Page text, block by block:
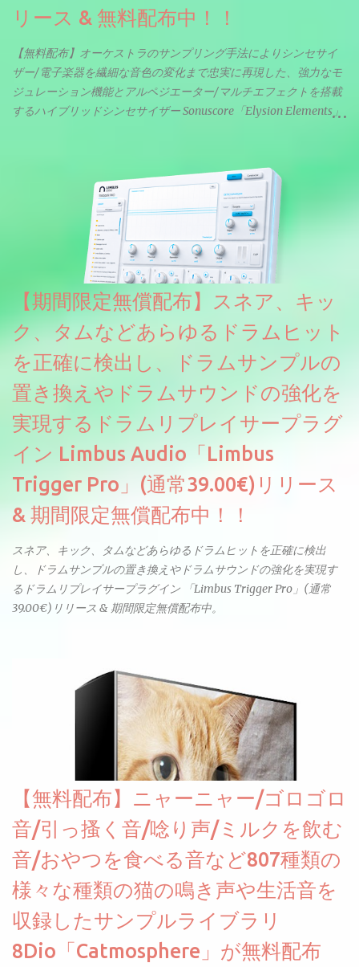
リース & 無料配布中！！
【無料配布】オーケストラのサンプリング手法によりシンセサイ
ザー/電子楽器を繊細な音色の変化まで忠実に再現した、強力なモ
ジュレーション機能とアルペジエーター/マルチエフェクトを搭載
するハイブリッドシンセサイザー Sonuscore「Elysion Elements」
えるようになっています。総容量も7GBを超えます。複数の設定に
より音色が作りこまれているため、あらかじめアルペジオがプロ
グラムされているプリセットも多いですが、アルペジオを切るこ
とももちろんできます。 ほとんどのシンセライブラリは、音を一
度サンプリングしてベロシティで音量を調整します。 しかし、
ELYSIONは違います。ビンテージシンセを含む様々な音源から、
複数のベロシティレイヤーにわたって録音し、各レイヤーを整形
することで、弱く演奏した場合と強く演奏した場合で、全く異な
る音色が得られます。単に音量を変えただけの同じ音ではありま
せん。
【期間限定無償配布】スネア、キッ
ク、タムなどあらゆるドラムヒット
を正確に検出し、ドラムサンプルの
置き換えやドラムサウンドの強化を
実現するドラムリプレイサープラグ
イン Limbus Audio「Limbus
Trigger Pro」(通常39.00€)リリース
& 期間限定無償配布中！！
スネア、キック、タムなどあらゆるドラムヒットを正確に検出
し、ドラムサンプルの置き換えやドラムサウンドの強化を実現す
るドラムリプレイサープラグイン 「Limbus Trigger Pro」(通常
39.00€)リリース & 期間限定無償配布中。
【無料配布】ニャーニャー/ゴロゴロ
音/引っ搔く音/唸り声/ミルクを飲む
音/おやつを食べる音など807種類の
様々な種類の猫の鳴き声や生活音を
収録したサンプルライブラリ
8Dio「Catmosphere」が無料配布